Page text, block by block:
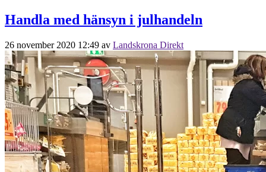
Handla med hänsyn i julhandeln
26 november 2020 12:49 av Landskrona Direkt